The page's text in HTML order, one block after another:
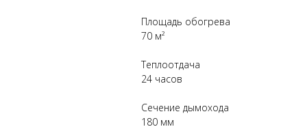
Площадь обогрева
70 м²
Теплоотдача
24 часов
Сечение дымохода
180 мм